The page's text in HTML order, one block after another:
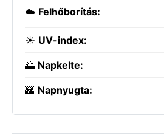
☁️ Felhőborítás:
☀️ UV-index:
🌅 Napkelte:
🌇 Napnyugta: